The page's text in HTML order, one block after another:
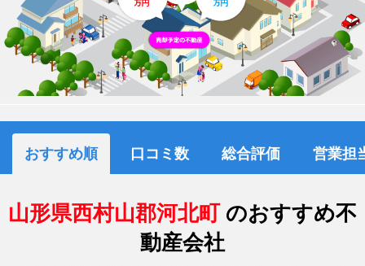
おすすめ順 口コミ数 総合評価 営業担
山形県西村山郡河北町 のおすすめ不
動産会社